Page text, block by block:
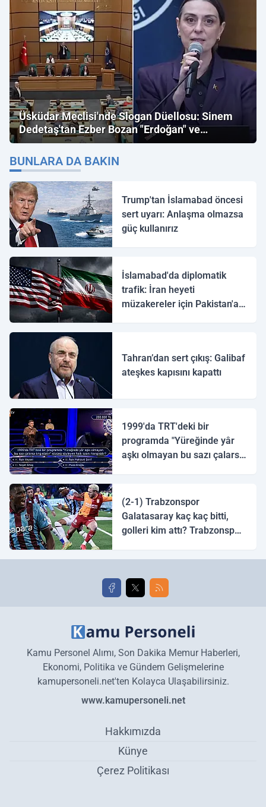
Üsküdar Meclisi'nde Slogan Düellosu: Sinem
Dedetaş'tan Ezber Bozan "Erdoğan" ve
"İmamoğlu" Çıkışı!
BUNLARA DA BAKIN
Trump'tan İslamabad öncesi
sert uyarı: Anlaşma olmazsa
güç kullanırız
İslamabad'da diplomatik
trafik: İran heyeti
müzakereler için Pakistan'a
Tahran’dan sert çıkış: Galibaf
ateşkes kapısını kapattı
1999'da TRT'deki bir
programda "Yüreğinde yâr
aşkı olmayan bu sazı çalarsa
(2-1) Trabzonspor
Galatasaray kaç kaç bitti,
golleri kim attı? Trabzonspor
golleri!
Kamu Personel Alımı, Son Dakika Memur Haberleri,
Ekonomi, Politika ve Gündem Gelişmelerine
kamupersoneli.net'ten Kolayca Ulaşabilirsiniz.
www.kamupersoneli.net
Hakkımızda
Künye
Çerez Politikası